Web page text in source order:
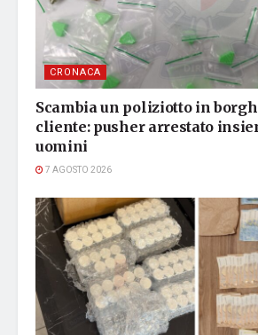
CRONACA
Scambia un poliziotto in
cliente: pusher arrestato
uomini
7 AGOSTO 2026